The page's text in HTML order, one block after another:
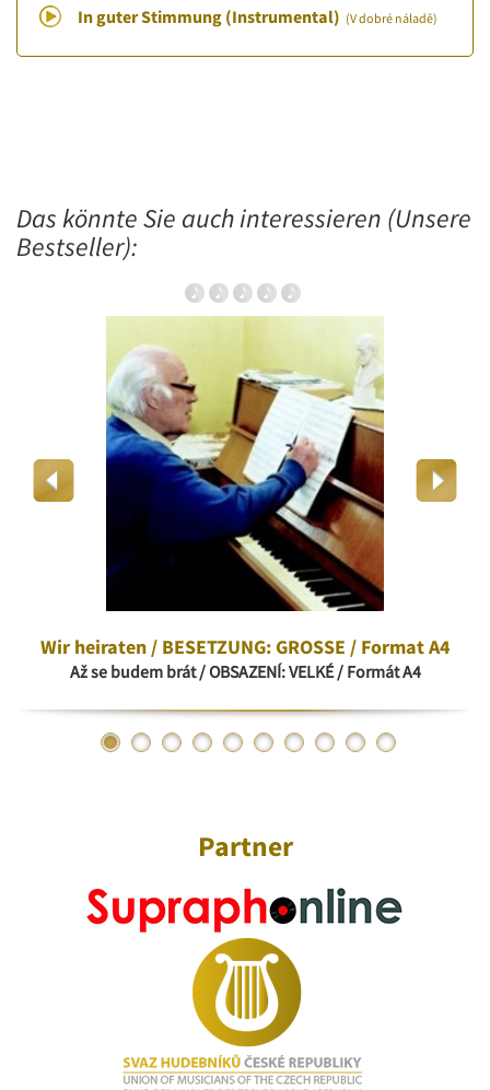
In guter Stimmung (Instrumental) (V dobré náladě)
Das könnte Sie auch interessieren (Unsere
Bestseller):
Wir heiraten / BESETZUNG: GROSSE / Format A4
Až se budem brát / OBSAZENÍ: VELKÉ / Formát A4
Partner